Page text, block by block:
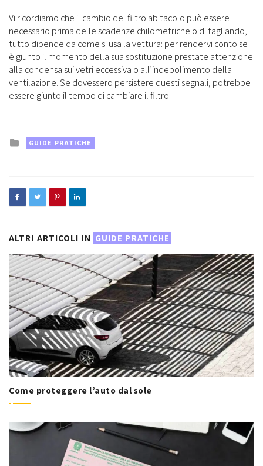
Vi ricordiamo che il cambio del filtro abitacolo può essere
necessario prima delle scadenze chilometriche o di tagliando,
tutto dipende da come si usa la vettura: per rendervi conto se
è giunto il momento della sua sostituzione prestate attenzione
alla condensa sui vetri eccessiva o all’indebolimento della
ventilazione. Se dovessero persistere questi segnali, potrebbe
essere giunto il tempo di cambiare il filtro.
Posted
in
GUIDE PRATICHE
ALTRI ARTICOLI IN GUIDE PRATICHE
Come proteggere l’auto dal sole